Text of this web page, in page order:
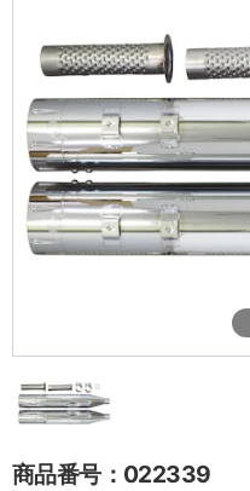
商品番号：022339